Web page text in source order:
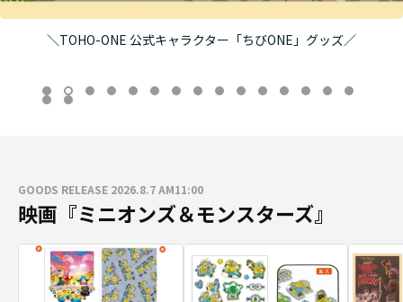
＼TOHO-ONE 公式キャラクター「ちびONE」グッズ／
GOODS RELEASE 2026.8.7 AM11:00
映画『ミニオンズ＆モンスターズ』